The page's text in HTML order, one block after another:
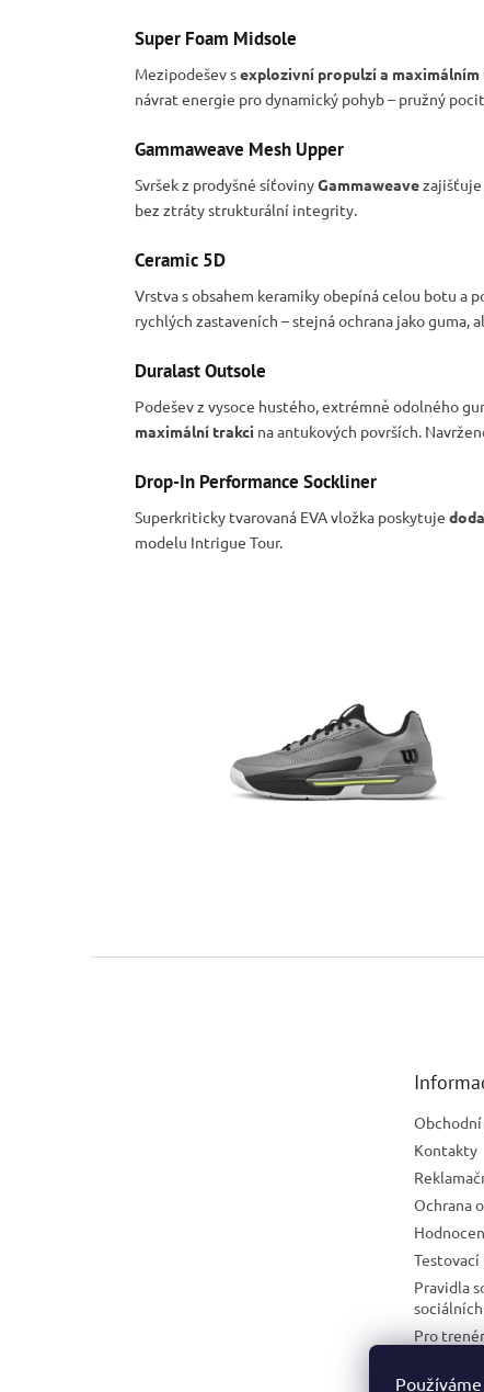
Super Foam Midsole
Mezipodešev sexplozivní propulzí a
návrat energie pro dynamický pohyb – pružný
Gammaweave Mesh Upper
Svršek z prodyšné síťovinyGammaweavezajišťuje
bez ztráty strukturální integrity.
Ceramic 5D
Vrstva s obsahem keramiky obepíná celou botu a
rychlých zastaveních – stejná ochrana jako guma,
Duralast Outsole
Podešev z vysoce hustého, extrémně odolného
maximální trakci na antukových površích.
Drop-In Performance Sockliner
Superkriticky tvarovaná EVA vložka poskytuje
modelu Intrigue Tour.
Kontakty
Ochrana
Pravidla
Pro